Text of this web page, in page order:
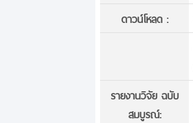
ดาวน์โหลด :
รายงานวิจัย ฉบับ
สมบูรณ์: